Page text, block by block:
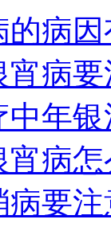
的病
宵病
中年
宵病
病要